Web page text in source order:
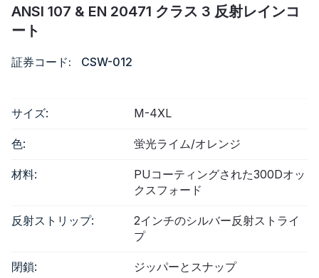
接触
ANSI 107 & EN 20471 クラス 3 反射レインコ
ート
証券コード: CSW-012
サイズ: M-4XL
色: 蛍光ライム/オレンジ
材料:
PUコーティングされた300Dオッ
クスフォード
反射ストリップ:
2インチのシルバー反射ストライ
プ
閉鎖: ジッパーとスナップ